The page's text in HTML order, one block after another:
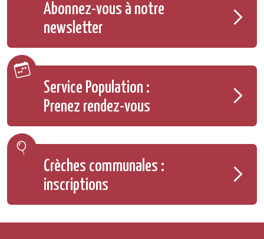
Abonnez-vous à notre
newsletter
Service Population :
Prenez rendez-vous
Crèches communales :
inscriptions